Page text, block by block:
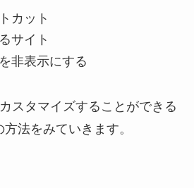
カット
サイト
非表示にする
スタマイズすることができる
法をみていきます。